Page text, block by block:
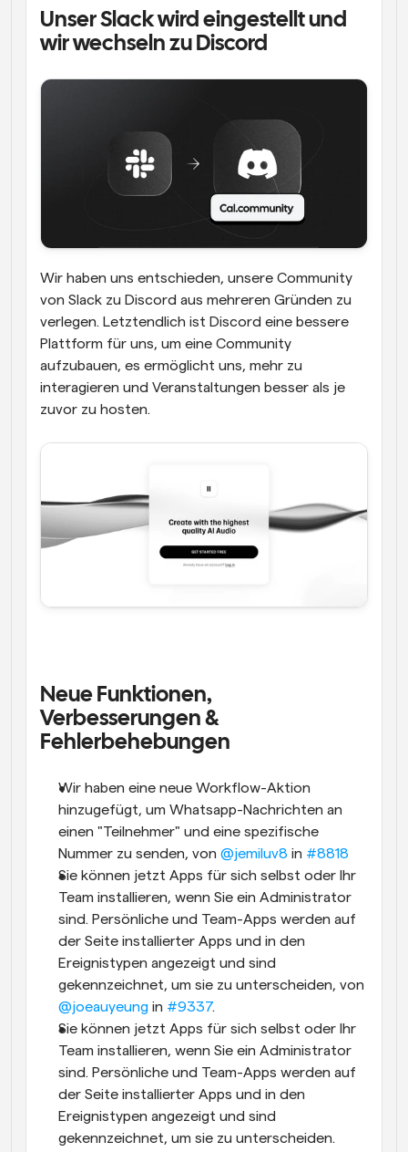
Unser Slack wird eingestellt und
wir wechseln zu Discord
Wir haben uns entschieden, unsere Community
von Slack zu Discord aus mehreren Gründen zu
verlegen. Letztendlich ist Discord eine bessere
Plattform für uns, um eine Community
aufzubauen, es ermöglicht uns, mehr zu
interagieren und Veranstaltungen besser als je
zuvor zu hosten.
Neue Funktionen,
Verbesserungen &
Fehlerbehebungen
Wir haben eine neue Workflow-Aktion
hinzugefügt, um Whatsapp-Nachrichten an
einen "Teilnehmer" und eine spezifische
Nummer zu senden, von @jemiluv8 in #8818
Sie können jetzt Apps für sich selbst oder Ihr
Team installieren, wenn Sie ein Administrator
sind. Persönliche und Team-Apps werden auf
der Seite installierter Apps und in den
Ereignistypen angezeigt und sind
@joeauyeung in #9337.
Sie können jetzt Apps für sich selbst oder Ihr
Team installieren, wenn Sie ein Administrator
sind. Persönliche und Team-Apps werden auf
der Seite installierter Apps und in den
Ereignistypen angezeigt und sind
gekennzeichnet, um sie zu unterscheiden.